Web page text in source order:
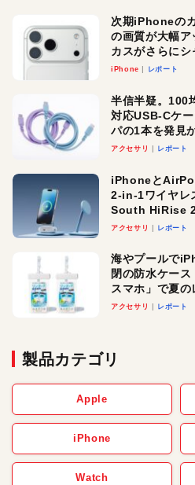
次期iPhoneの
の画質が大幅
カスがさらにシ
iPhone レポート
半信半疑。100
対応USB-Cケ
パの1本を発見
アクセサリ レポート
iPhoneと
2-in-1ワイヤレ
South HiRise
ースでおしゃれ
アクセサリ レポート
海やプールで
閉の防水ケー
スマホ」で夏の
アクセサリ レポート
製品カテゴリ
Apple
iPhone
Watch